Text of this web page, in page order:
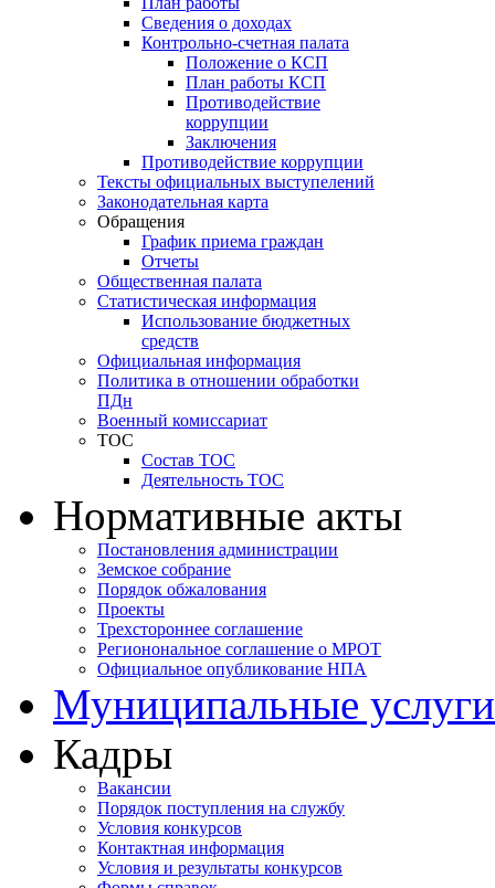
Сведения о доходах
Контрольно-счетная палата
Положение о КСП
План работы КСП
Противодействие
коррупции
Заключения
Противодействие коррупции
Тексты официальных выступелений
Законодательная карта
Обращения
График приема граждан
Отчеты
Общественная палата
Статистическая информация
Использование бюджетных
средств
Официальная информация
Политика в отношении обработки
ПДн
Военный комиссариат
ТОС
Состав ТОС
Деятельность ТОС
Нормативные акты
Постановления администрации
Земское собрание
Порядок обжалования
Проекты
Трехстороннее соглашение
Регионональное соглашение о МРОТ
Официальное опубликование НПА
Муниципальные услуги
Кадры
Вакансии
Порядок поступления на службу
Условия конкурсов
Контактная информация
Условия и результаты конкурсов